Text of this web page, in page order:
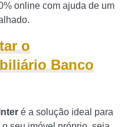
online com ajuda de um
o
Banco
é a solução ideal para